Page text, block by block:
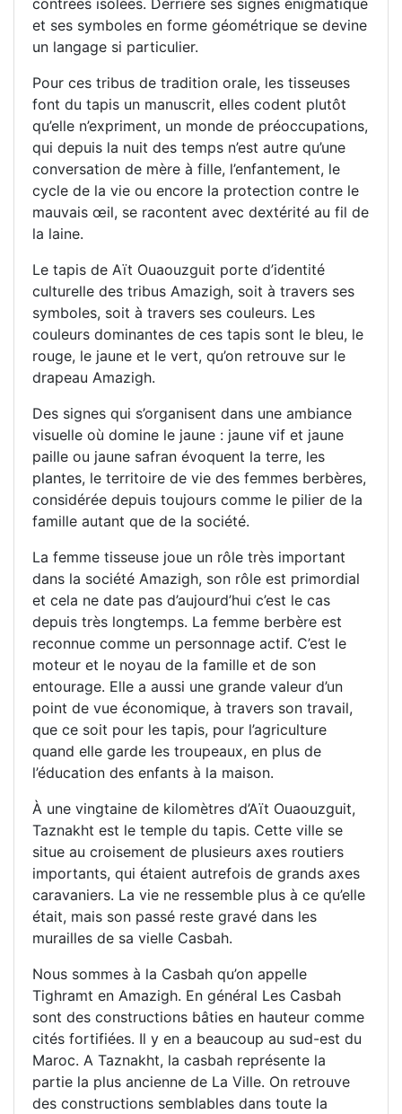
contrées isolées. Derrière ses signes énigmatique
et ses symboles en forme géométrique se devine
un langage si particulier.
Pour ces tribus de tradition orale, les tisseuses
font du tapis un manuscrit, elles codent plutôt
qu’elle n’expriment, un monde de préoccupations,
qui depuis la nuit des temps n’est autre qu’une
conversation de mère à fille, l’enfantement, le
cycle de la vie ou encore la protection contre le
mauvais œil, se racontent avec dextérité au fil de
la laine.
Le tapis de Aït Ouaouzguit porte d’identité
culturelle des tribus Amazigh, soit à travers ses
symboles, soit à travers ses couleurs. Les
couleurs dominantes de ces tapis sont le bleu, le
rouge, le jaune et le vert, qu’on retrouve sur le
drapeau Amazigh.
Des signes qui s’organisent dans une ambiance
visuelle où domine le jaune : jaune vif et jaune
paille ou jaune safran évoquent la terre, les
plantes, le territoire de vie des femmes berbères,
considérée depuis toujours comme le pilier de la
famille autant que de la société.
La femme tisseuse joue un rôle très important
dans la société Amazigh, son rôle est primordial
et cela ne date pas d’aujourd’hui c’est le cas
depuis très longtemps. La femme berbère est
reconnue comme un personnage actif. C’est le
moteur et le noyau de la famille et de son
entourage. Elle a aussi une grande valeur d’un
point de vue économique, à travers son travail,
que ce soit pour les tapis, pour l’agriculture
quand elle garde les troupeaux, en plus de
l’éducation des enfants à la maison.
À une vingtaine de kilomètres d’Aït Ouaouzguit,
Taznakht est le temple du tapis. Cette ville se
situe au croisement de plusieurs axes routiers
importants, qui étaient autrefois de grands axes
caravaniers. La vie ne ressemble plus à ce qu’elle
était, mais son passé reste gravé dans les
murailles de sa vielle Casbah.
Nous sommes à la Casbah qu’on appelle
Tighramt en Amazigh. En général Les Casbah
sont des constructions bâties en hauteur comme
cités fortifiées. Il y en a beaucoup au sud-est du
Maroc. A Taznakht, la casbah représente la
partie la plus ancienne de La Ville. On retrouve
des constructions semblables dans toute la